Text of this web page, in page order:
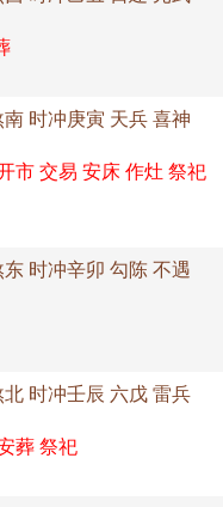
时冲庚寅 天兵 喜神
市 交易 安床 作灶 祭祀
时冲辛卯 勾陈 不遇
时冲壬辰 六戊 雷兵
葬 祭祀